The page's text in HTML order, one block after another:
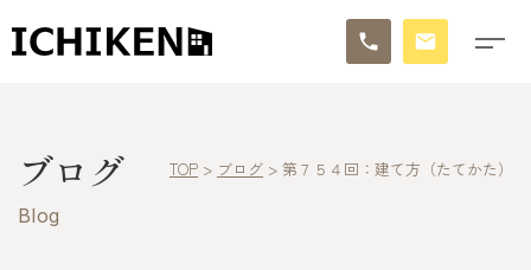
ブログ
ブログ
Blog
TOP > ブログ > 第７５４回：建て方（たてかた）